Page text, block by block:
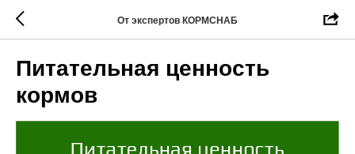
От экспертов КОРМСНАБ
Питательная ценность
кормов